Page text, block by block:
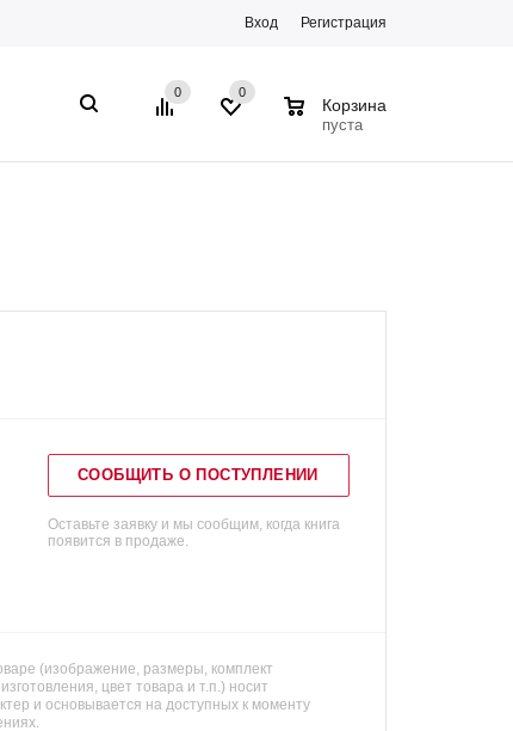
Вход Регистрация
0 0
Корзина
пуста
СООБЩИТЬ О ПОСТУПЛЕНИИ
Оставьте заявку и мы сообщим, когда книга
появится в продаже.
(изображение, размеры, комплект
цвет товара и т.п.) носит
и основывается на доступных к моменту